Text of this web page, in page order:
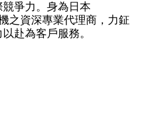
爭力。身為日本
之資深專業代理商，力鉦
赴為客戶服務。